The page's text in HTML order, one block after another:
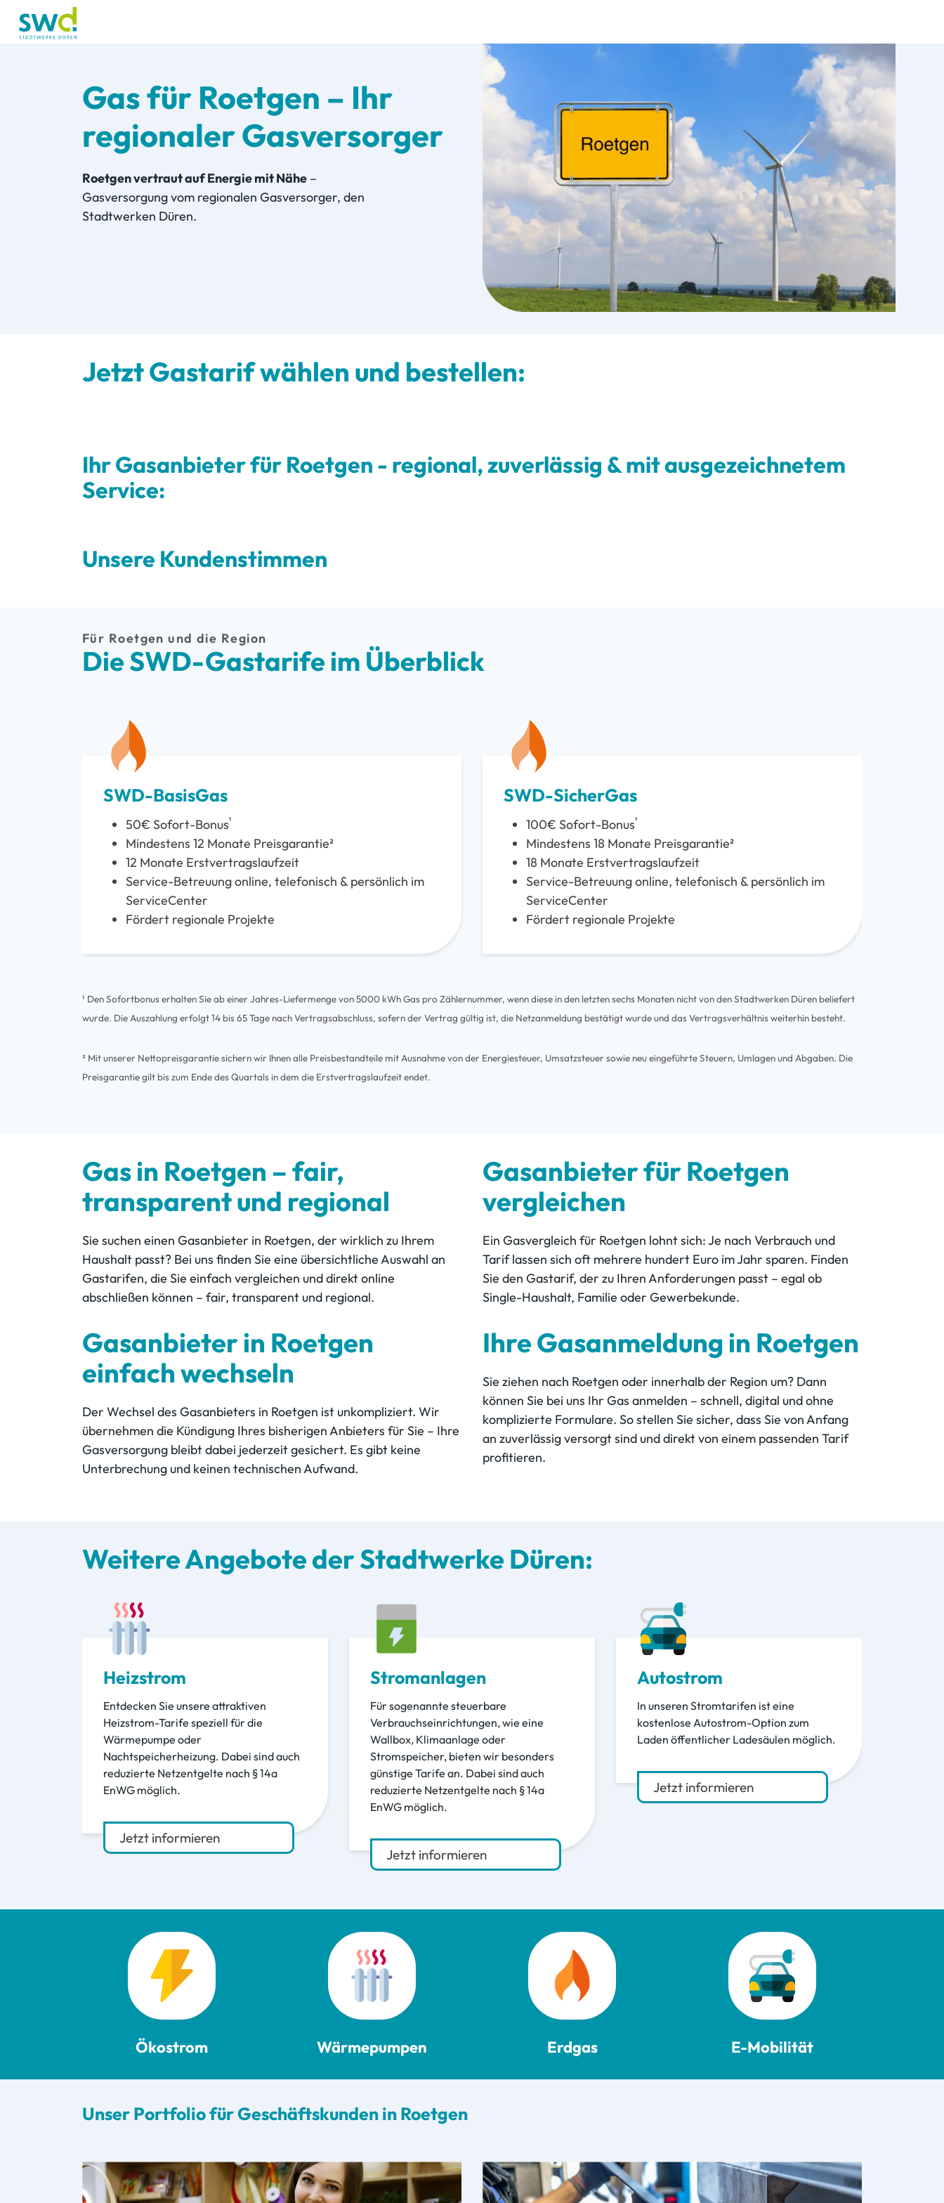
Gas für Roetgen – Ihr
regionaler Gasversorger
Roetgen vertraut auf Energie mit Nähe –
Gasversorgung vom regionalen Gasversorger, den
Stadtwerken Düren.
Jetzt Gastarif wählen und bestellen:
Ihr Gasanbieter für Roetgen - regional, zuverlässig & mit ausgezeichnetem
Service:
Unsere Kundenstimmen
Die SWD-Gastarife im Überblick
Für Roetgen und die Region
SWD-BasisGas
50€ Sofort-Bonus¹
Mindestens 12 Monate Preisgarantie²
12 Monate Erstvertragslaufzeit
Service-Betreuung online, telefonisch & persönlich im
ServiceCenter
Fördert regionale Projekte
SWD-SicherGas
100€ Sofort-Bonus¹
Mindestens 18 Monate Preisgarantie²
18 Monate Erstvertragslaufzeit
Service-Betreuung online, telefonisch & persönlich im
ServiceCenter
Fördert regionale Projekte
¹ Den Sofortbonus erhalten Sie ab einer Jahres-Liefermenge von 5000 kWh Gas pro Zählernummer, wenn diese in den letzten sechs Monaten nicht von den Stadtwerken Düren beliefert
wurde. Die Auszahlung erfolgt 14 bis 65 Tage nach Vertragsabschluss, sofern der Vertrag gültig ist, die Netzanmeldung bestätigt wurde und das Vertragsverhältnis weiterhin besteht.
² Mit unserer Nettopreisgarantie sichern wir Ihnen alle Preisbestandteile mit Ausnahme von der Energiesteuer, Umsatzsteuer sowie neu eingeführte Steuern, Umlagen und Abgaben. Die
Preisgarantie gilt bis zum Ende des Quartals in dem die Erstvertragslaufzeit endet.
Gas in Roetgen – fair,
transparent und regional
Sie suchen einen Gasanbieter in Roetgen, der wirklich zu Ihrem
Haushalt passt? Bei uns finden Sie eine übersichtliche Auswahl an
Gastarifen, die Sie einfach vergleichen und direkt online
abschließen können – fair, transparent und regional.
Gasanbieter für Roetgen
vergleichen
Ein Gasvergleich für Roetgen lohnt sich: Je nach Verbrauch und
Tarif lassen sich oft mehrere hundert Euro im Jahr sparen. Finden
Sie den Gastarif, der zu Ihren Anforderungen passt – egal ob
Single-Haushalt, Familie oder Gewerbekunde.
Gasanbieter in Roetgen
einfach wechseln
Der Wechsel des Gasanbieters in Roetgen ist unkompliziert. Wir
übernehmen die Kündigung Ihres bisherigen Anbieters für Sie – Ihre
Gasversorgung bleibt dabei jederzeit gesichert. Es gibt keine
Unterbrechung und keinen technischen Aufwand.
Ihre Gasanmeldung in Roetgen
Sie ziehen nach Roetgen oder innerhalb der Region um? Dann
können Sie bei uns Ihr Gas anmelden – schnell, digital und ohne
komplizierte Formulare. So stellen Sie sicher, dass Sie von Anfang
an zuverlässig versorgt sind und direkt von einem passenden Tarif
profitieren.
Weitere Angebote der Stadtwerke Düren:
Heizstrom
Entdecken Sie unsere attraktiven
Heizstrom-Tarife speziell für die
Wärmepumpe oder
Nachtspeicherheizung. Dabei sind auch
reduzierte Netzentgelte nach § 14a
EnWG möglich.
Jetzt informieren
Stromanlagen
Für sogenannte steuerbare
Verbrauchseinrichtungen, wie eine
Wallbox, Klimaanlage oder
Stromspeicher, bieten wir besonders
günstige Tarife an. Dabei sind auch
reduzierte Netzentgelte nach § 14a
EnWG möglich.
Jetzt informieren
Autostrom
In unseren Stromtarifen ist eine
kostenlose Autostrom-Option zum
Laden öffentlicher Ladesäulen möglich.
Jetzt informieren
Ökostrom Wärmepumpen Erdgas E-Mobilität
Unser Portfolio für Geschäftskunden in Roetgen